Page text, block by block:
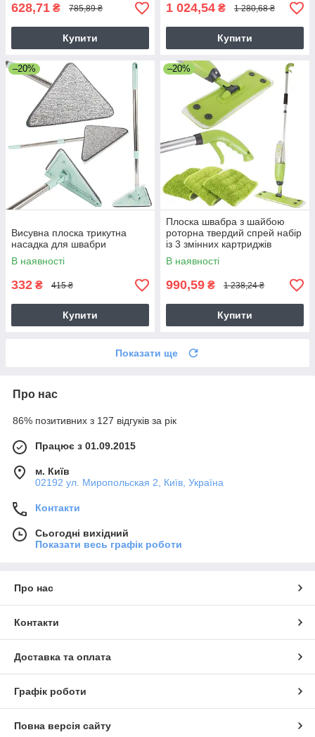
628,71 ₴ 785,89 ₴
Купити
1 024,54 ₴ 1 280,68 ₴
Купити
–20%
Висувна плоска трикутна
насадка для швабри
В наявності
332 ₴ 415 ₴
Купити
–20%
Плоска швабра з шайбою
роторна твердий спрей набір
із 3 змінних картриджів
В наявності
990,59 ₴ 1 238,24 ₴
Купити
Показати ще
Про нас
86% позитивних з 127 відгуків за рік
Працює з 01.09.2015
м. Київ
02192 ул. Миропольская 2, Київ, Україна
Контакти
Сьогодні вихідний
Показати весь графік роботи
Про нас
Контакти
Доставка та оплата
Графік роботи
Повна версія сайту